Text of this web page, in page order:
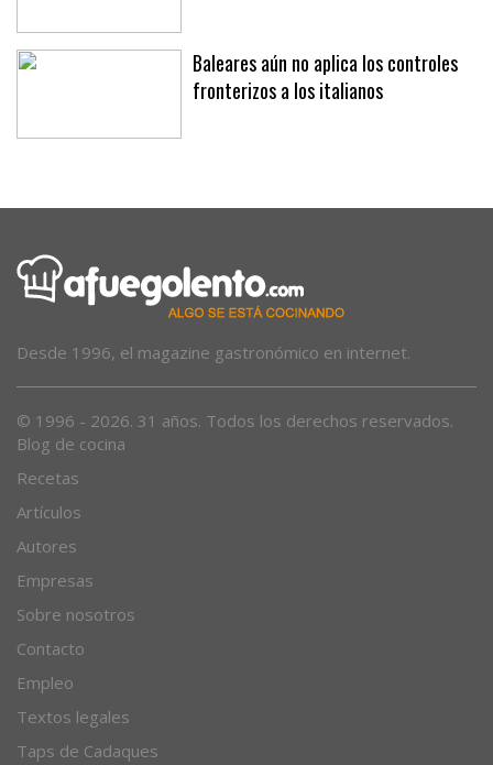
Baleares aún no aplica los controles
fronterizos a los italianos
Desde 1996, el magazine gastronómico en internet.
© 1996 - 2026. 31 años. Todos los derechos reservados.
Blog de cocina
Recetas
Artículos
Autores
Empresas
Sobre nosotros
Contacto
Empleo
Textos legales
Taps de Cadaques